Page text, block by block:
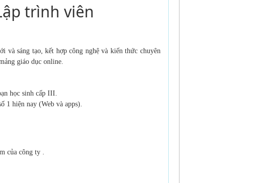
trình viên
và sáng tạo, kết hợp công nghệ và kiến thứcchuyên
giáo dục online.
học sinh cấp III.
1 hiện nay (Web và apps).
của công ty .